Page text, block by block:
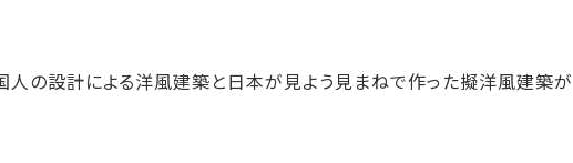
人の設計による洋風建築と日本が見よう見まねで作った擬洋風建築が